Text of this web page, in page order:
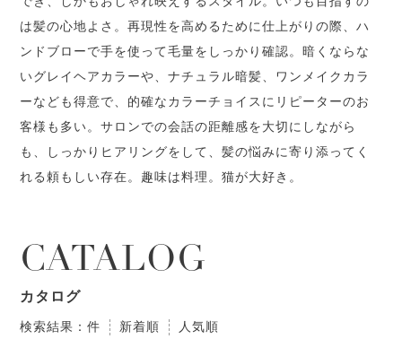
は髪の心地よさ。再現性を高めるために仕上がりの際、ハ
ンドブローで手を使って毛量をしっかり確認。暗くならな
いグレイヘアカラーや、ナチュラル暗髪、ワンメイクカラ
ーなども得意で、的確なカラーチョイスにリピーターのお
客様も多い。サロンでの会話の距離感を大切にしながら
も、しっかりヒアリングをして、髪の悩みに寄り添ってく
れる頼もしい存在。趣味は料理。猫が大好き。
CATALOG
カタログ
検索結果：件 新着順 人気順